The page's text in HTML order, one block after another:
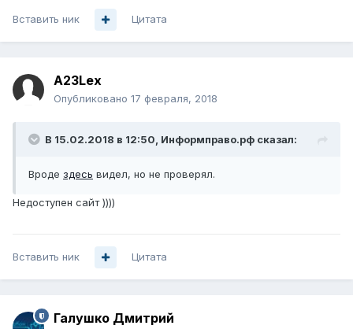
Вставить ник Цитата
A23Lex
Опубликовано 17 февраля, 2018
В 15.02.2018 в 12:50, Информправо.рф сказал:
Вроде здесь видел, но не проверял.
Недоступен сайт ))))
Вставить ник Цитата
Галушко Дмитрий